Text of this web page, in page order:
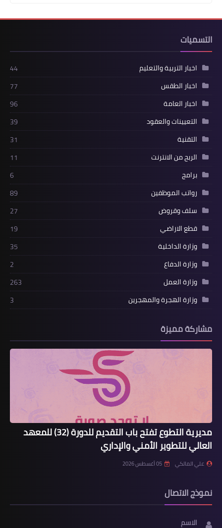
التسميات
اخبار التربية والتعليم
44
اخبار الطقس
77
اخبار العامة
96
التعيينات والعقود
39
التقنية
31
الربح من الانترنت
11
برامج
6
رواتب الموظفين
89
سلف وقروض
27
قطع الاراضي
19
وزارة الداخلية
35
وزارة الدفاع
2
وزارة العمل
263
وزارة الهجرة والمهجرين
3
مشاركة مميزة
مديرية التطوع تفتح باب التقديم للدورة (32) للمعهد
العالي للتطوير الأمني والإداري
علي المالكي 05 أغسطس 2026
نموذج الاتصال
الاسم